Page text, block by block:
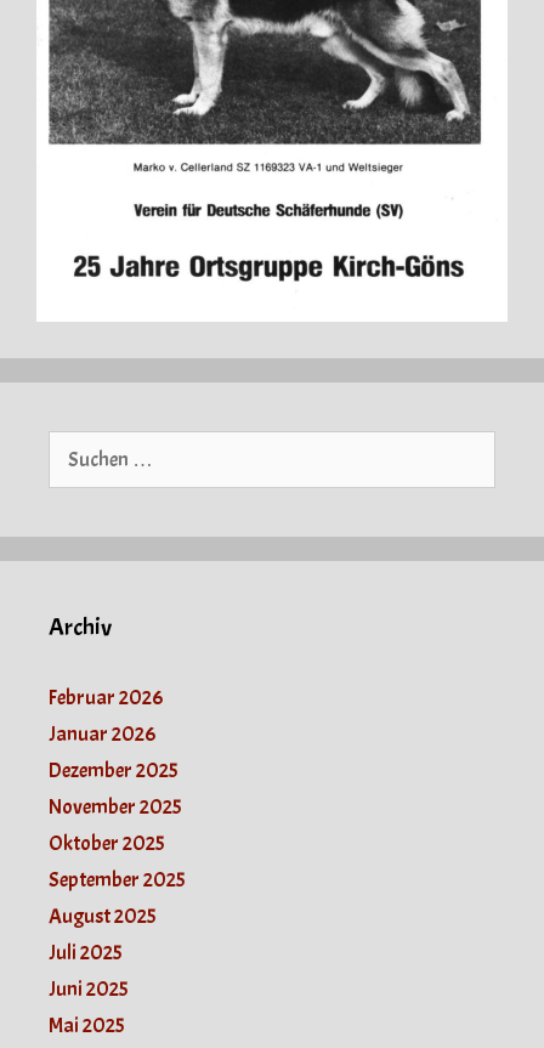
Suche
Archiv
Februar 2026
Januar 2026
Dezember 2025
November 2025
Oktober 2025
September 2025
August 2025
Juli 2025
Juni 2025
Mai 2025